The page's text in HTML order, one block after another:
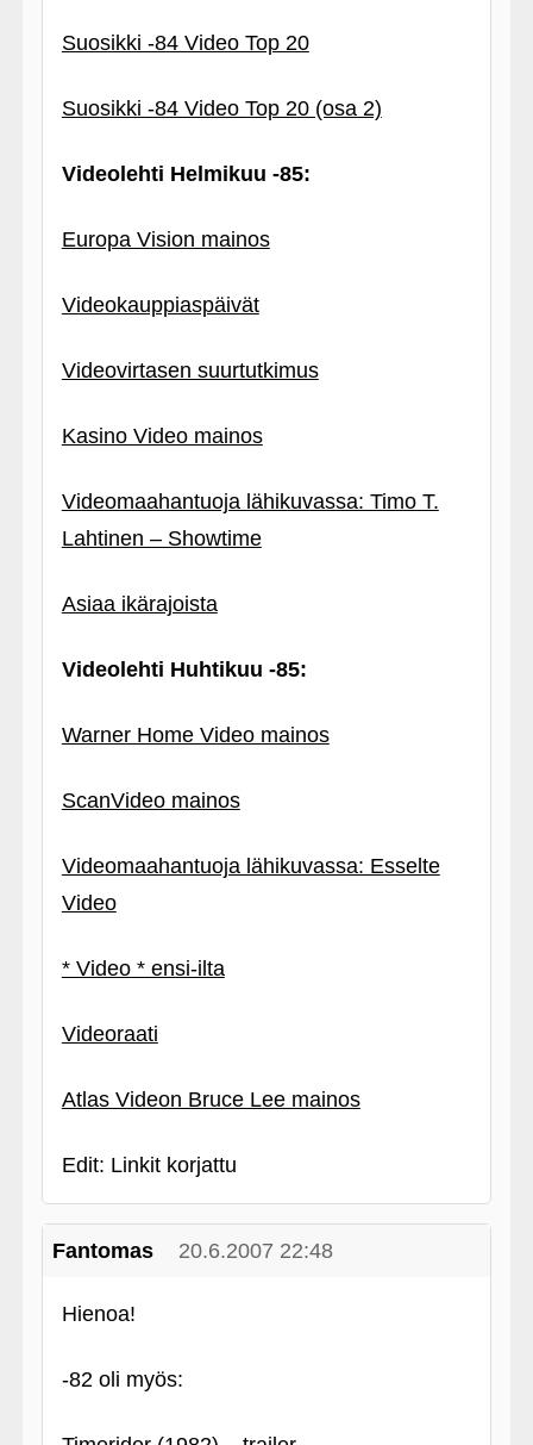
Suosikki ‑84 Video Top 20
Suosikki ‑84 Video Top 20 (osa 2)
Videolehti Helmikuu ‑85:
Europa Vision mainos
Videokauppiaspäivät
Videovirtasen suurtutkimus
Kasino Video mainos
Videomaahantuoja lähikuvassa: Timo T.
Lahtinen – Showtime
Asiaa ikärajoista
Videolehti Huhtikuu ‑85:
Warner Home Video mainos
ScanVideo mainos
Videomaahantuoja lähikuvassa: Esselte
Video
* Video * ensi-ilta
Videoraati
Atlas Videon Bruce Lee mainos
Edit: Linkit korjattu
Fantomas 20.6.2007 22:48
Hienoa!
‑82 oli myös: